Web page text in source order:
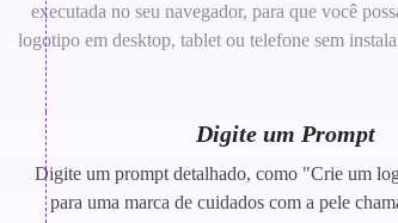
executada no seu navegador, para que você
logotipo em desktop, tablet ou telefone sem
Digite um Prompt
Digite um prompt detalhado, como "Crie um
para uma marca de cuidados com a pele